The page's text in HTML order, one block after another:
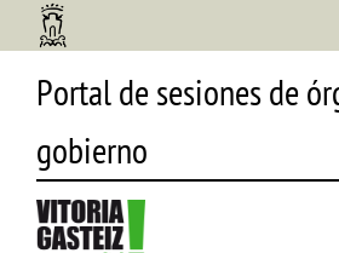
Portal de sesiones de
gobierno